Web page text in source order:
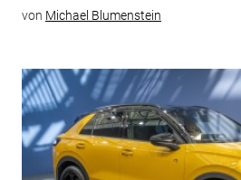
von Michael Blumenstein